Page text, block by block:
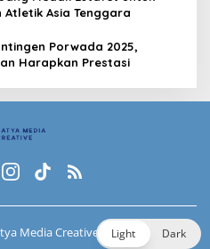
Asia Tenggara
Porwada 2025,
Harapkan Prestasi
Media Creative. Light Dark